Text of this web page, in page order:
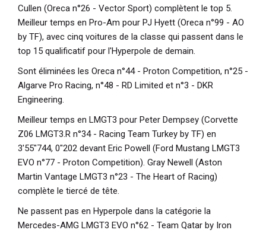
Cullen (Oreca n°26 - Vector Sport) complètent le top 5.
Meilleur temps en Pro-Am pour PJ Hyett (Oreca n°99 - AO
by TF), avec cinq voitures de la classe qui passent dans le
top 15 qualificatif pour l'Hyperpole de demain.
Sont éliminées les Oreca n°44 - Proton Competition, n°25 -
Algarve Pro Racing, n°48 - RD Limited et n°3 - DKR
Engineering.
Meilleur temps en LMGT3 pour Peter Dempsey (Corvette
Z06 LMGT3.R n°34 - Racing Team Turkey by TF) en
3'55"744, 0"202 devant Eric Powell (Ford Mustang LMGT3
EVO n°77 - Proton Competition). Gray Newell (Aston
Martin Vantage LMGT3 n°23 - The Heart of Racing)
complète le tiercé de tête.
Ne passent pas en Hyperpole dans la catégorie la
Mercedes-AMG LMGT3 EVO n°62 - Team Qatar by Iron